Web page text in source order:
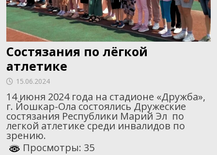
Состязания по лёгкой
атлетике
15.06.2024
14 июня 2024 года на стадионе «Дружба»,
г. Йошкар-Ола состоялись Дружеские
состязания Республики Марий Эл по
легкой атлетике среди инвалидов по
зрению.
Просмотры: 35